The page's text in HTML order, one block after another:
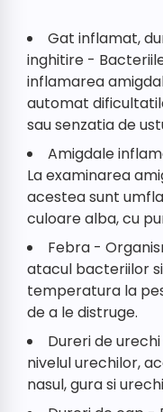
Gat inflamat,
inghitire -
inflamarea
automat
sau senzatia de
Amigdale
La examinarea
acestea sunt
culoare alba, cu
Febra -
atacul bacteriilor
temperatura la
de a le distruge.
Dureri de
nivelul urechilor,
nasul, gura si